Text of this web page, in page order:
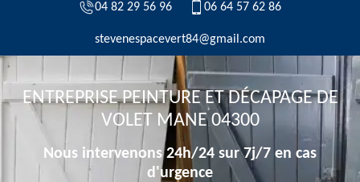
04 82 29 56 96 06 64 57 62 86
stevenespacevert84@gmail.com
ENTREPRISE PEINTURE ET DÉCAPAGE DE
VOLET MANE 04300
Nous intervenons 24h/24 sur 7j/7 en cas
d'urgence